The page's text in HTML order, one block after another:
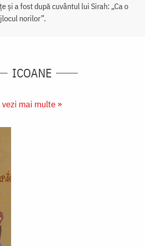
și a fost după cuvântul lui Sirah: „Ca o
norilor”.
ICOANE
vezi mai multe »